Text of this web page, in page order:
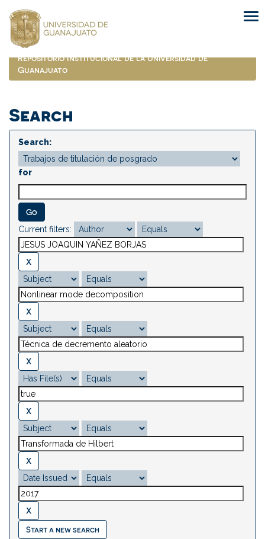
navigation
Repositorio Institucional de la Universidad de
Guanajuato
Search
Search:
for
Current filters:
Start a new search